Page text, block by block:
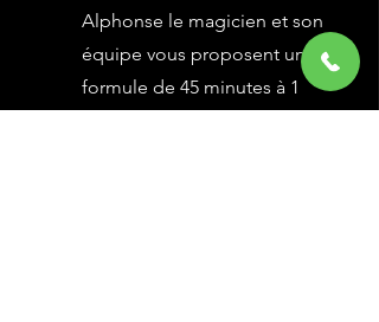
Alphonse le magicien et son
équipe vous proposent une
formule de 45 minutes à 1